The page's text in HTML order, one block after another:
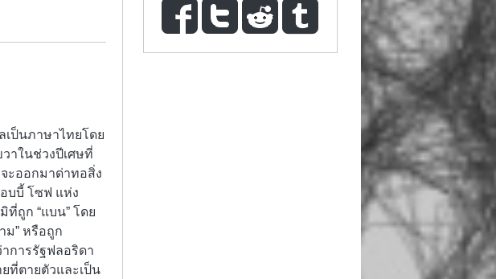
เป็นภาษาไทยโดย
าในช่วงปีเศษที่
ะออกมาด่าทอสิ่ง
บบี้ โซฟ แห่ง
ถูก “แบน” โดย
ม” หรือถูก
การรัฐฟลอริดา
ที่ตายตัวและเป็น